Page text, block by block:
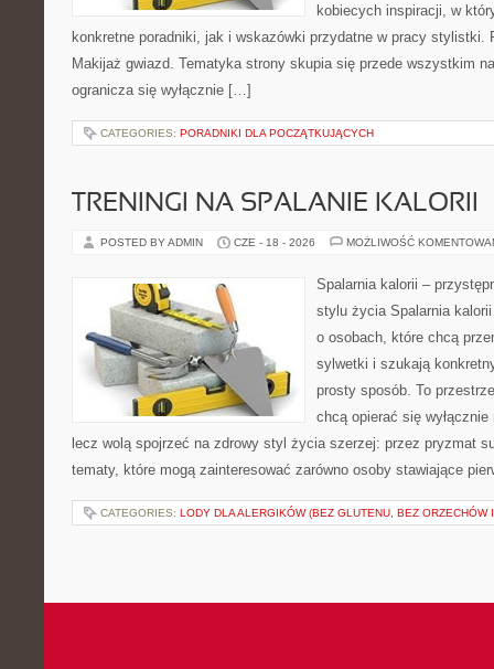
kobiecych inspiracji, w
konkretne poradniki, jak i wskazówki przydatne w pracy stylistki.
Makijaż gwiazd. Tematyka strony skupia się przede wszystkim
ogranicza się wyłącznie […]
CATEGORIES: PORADNIKI DLA POCZĄTKUJĄCYCH
TRENINGI NA SPALANIE KALORII
POSTED BY ADMIN CZE - 18 - 2026 MOŻLIWOŚĆ
Spalarnia kalorii –
stylu życia Spalarnia
o osobach, które chcą
sylwetki i szukają
prosty sposób. To
chcą opierać się
lecz wolą spojrzeć na zdrowy styl życia szerzej: przez pryzmat
tematy, które mogą zainteresować zarówno osoby stawiające
CATEGORIES: LODY DLA ALERGIKÓW (BEZ GLUTENU, BEZ ORZECHÓW